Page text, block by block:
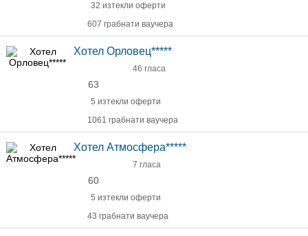
32 изтекли оферти
607 грабнати ваучера
Хотел Орловец*****
46 гласа
63
5 изтекли оферти
1061 грабнати ваучера
Хотел Атмосфера*****
7 гласа
60
5 изтекли оферти
43 грабнати ваучера